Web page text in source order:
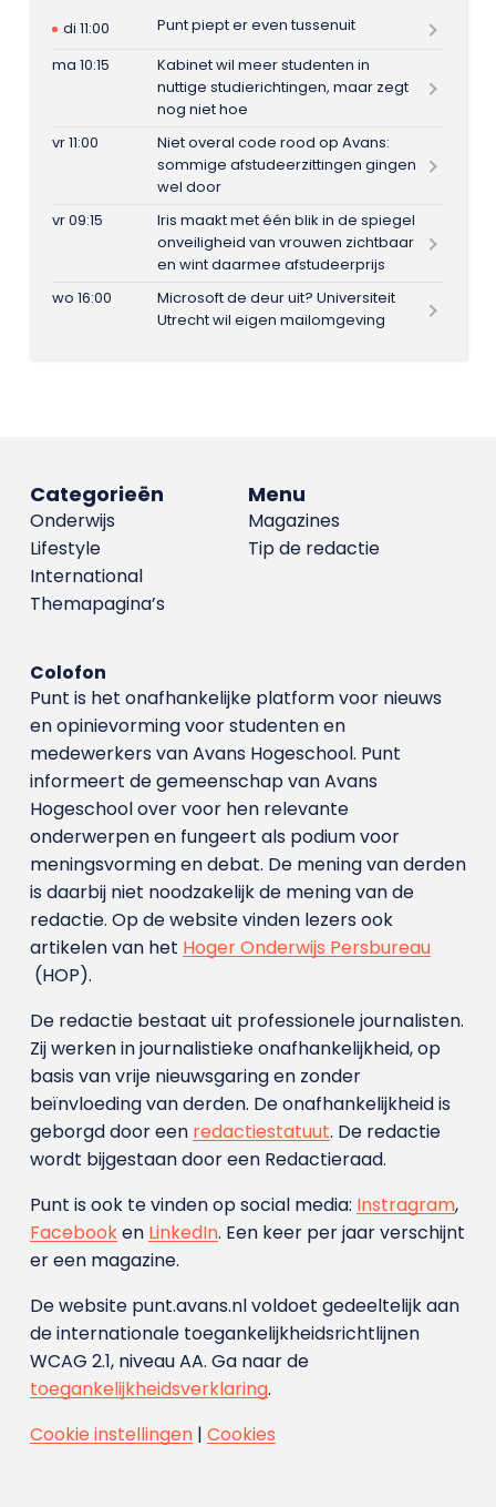
di 11:00
Punt piept er even tussenuit
ma 10:15
Kabinet wil meer studenten in
nuttige studierichtingen, maar zegt
nog niet hoe
vr 11:00
Niet overal code rood op Avans:
sommige afstudeerzittingen gingen
wel door
vr 09:15
Iris maakt met één blik in de spiegel
onveiligheid van vrouwen zichtbaar
en wint daarmee afstudeerprijs
wo 16:00
Microsoft de deur uit? Universiteit
Utrecht wil eigen mailomgeving
Menu
Magazines
Tip de redactie
Categorieën
Onderwijs
Lifestyle
International
Themapagina’s
Colofon
Punt is het onafhankelijke platform voor nieuws
en opinievorming voor studenten en
medewerkers van Avans Hoge­school. Punt
informeert de gemeenschap van Avans
Hogeschool over voor hen relevante
onderwerpen en fungeert als podium voor
meningsvorming en debat. De mening van derden
is daarbij niet noodzakelijk de mening van de
redactie. Op de website vinden lezers ook
artikelen van het Hoger Onderwijs Persbureau
(HOP).
De redactie bestaat uit professionele journalisten.
Zij werken in journalistieke onafhankelijkheid, op
basis van vrije nieuwsgaring en zonder
beïnvloeding van derden. De onafhankelijkheid is
geborgd door een redactiestatuut. De redactie
wordt bijgestaan door een Redactieraad.
Punt is ook te vinden op social media: Instragram,
Facebooken LinkedIn. Een keer per jaar verschijnt
er een magazine.
De website punt.avans.nl voldoet gedeeltelijk aan
de internationale toegankelijkheidsrichtlijnen
WCAG 2.1, niveau AA. Ga naar de
toegankelijkheidsverklaring.
Cookie instellingen| Cookies